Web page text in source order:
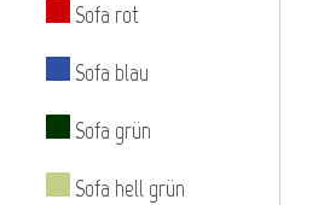
Sofa rot
Sofa blau
Sofa grün
Sofa hell grün